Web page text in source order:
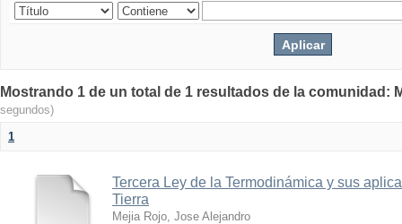
Mostrando 1 de un total de 1 resultados de la comunidad:
segundos)
1
Tercera Ley de la Termodinámica y sus
Tierra
Mejia Rojo, Jose Alejandro